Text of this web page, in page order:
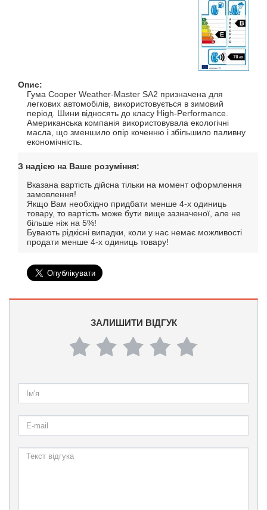
Опис:
Гума Cooper Weather-Master SA2 призначена для
легкових автомобілів, використовується в зимовий
період. Шини відносять до класу High-Performance.
Американська компанія використовувала екологічні
масла, що зменшило опір коченню і збільшило паливну
економічність.
З надією на Ваше розуміння:
Вказана вартість дійсна тільки на момент оформлення
замовлення!
Якщо Вам необхідно придбати менше 4-х одиниць
товару, то вартість може бути вище зазначеної, але не
більше ніж на 5%!
Бувають рідкісні випадки, коли у нас немає можливості
продати менше 4-х одиниць товару!
ЗАЛИШИТИ ВІДГУК